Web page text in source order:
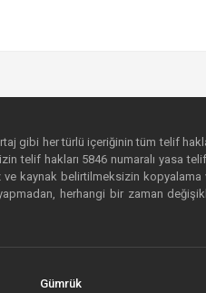
gibi her türlü içeriğinin tüm telif
telif hakları 5846 numaralı yasa
kaynak belirtilmeksizin kopyalama
herhangi bir zaman
Gümrük